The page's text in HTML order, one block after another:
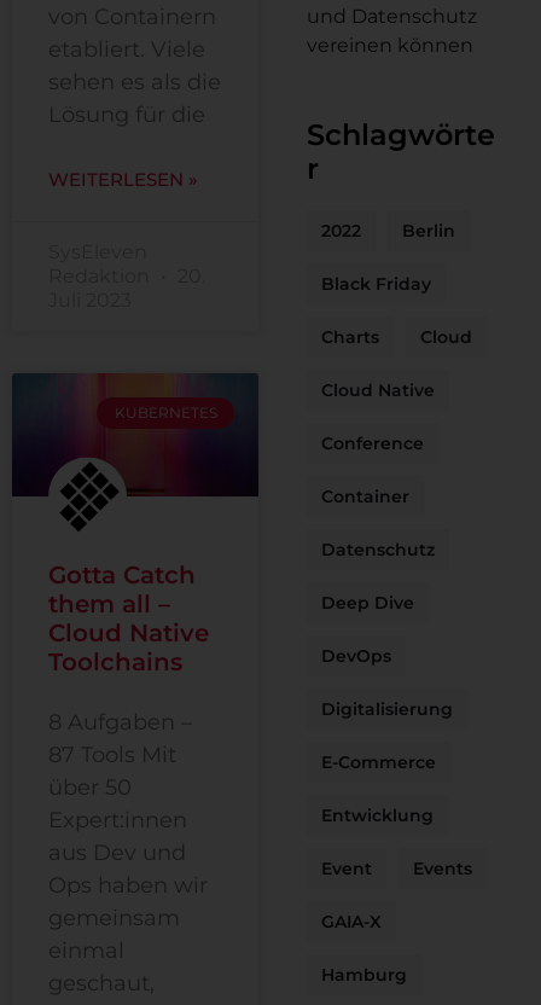
von Containern
etabliert. Viele
sehen es als die
Lösung für die
WEITERLESEN »
KUBERNETES
Gotta Catch
them all –
Cloud Native
Toolchains
8 Aufgaben –
87 Tools Mit
über 50
Expert:innen
aus Dev und
Ops haben wir
gemeinsam
einmal
geschaut,
und Datenschutz
vereinen können
Schlagwörte
r
2022 Berlin
Black Friday
Charts Cloud
Cloud Native
Conference
Container
Datenschutz
Deep Dive
DevOps
Digitalisierung
E-Commerce
Entwicklung
Event Events
GAIA-X
Hamburg